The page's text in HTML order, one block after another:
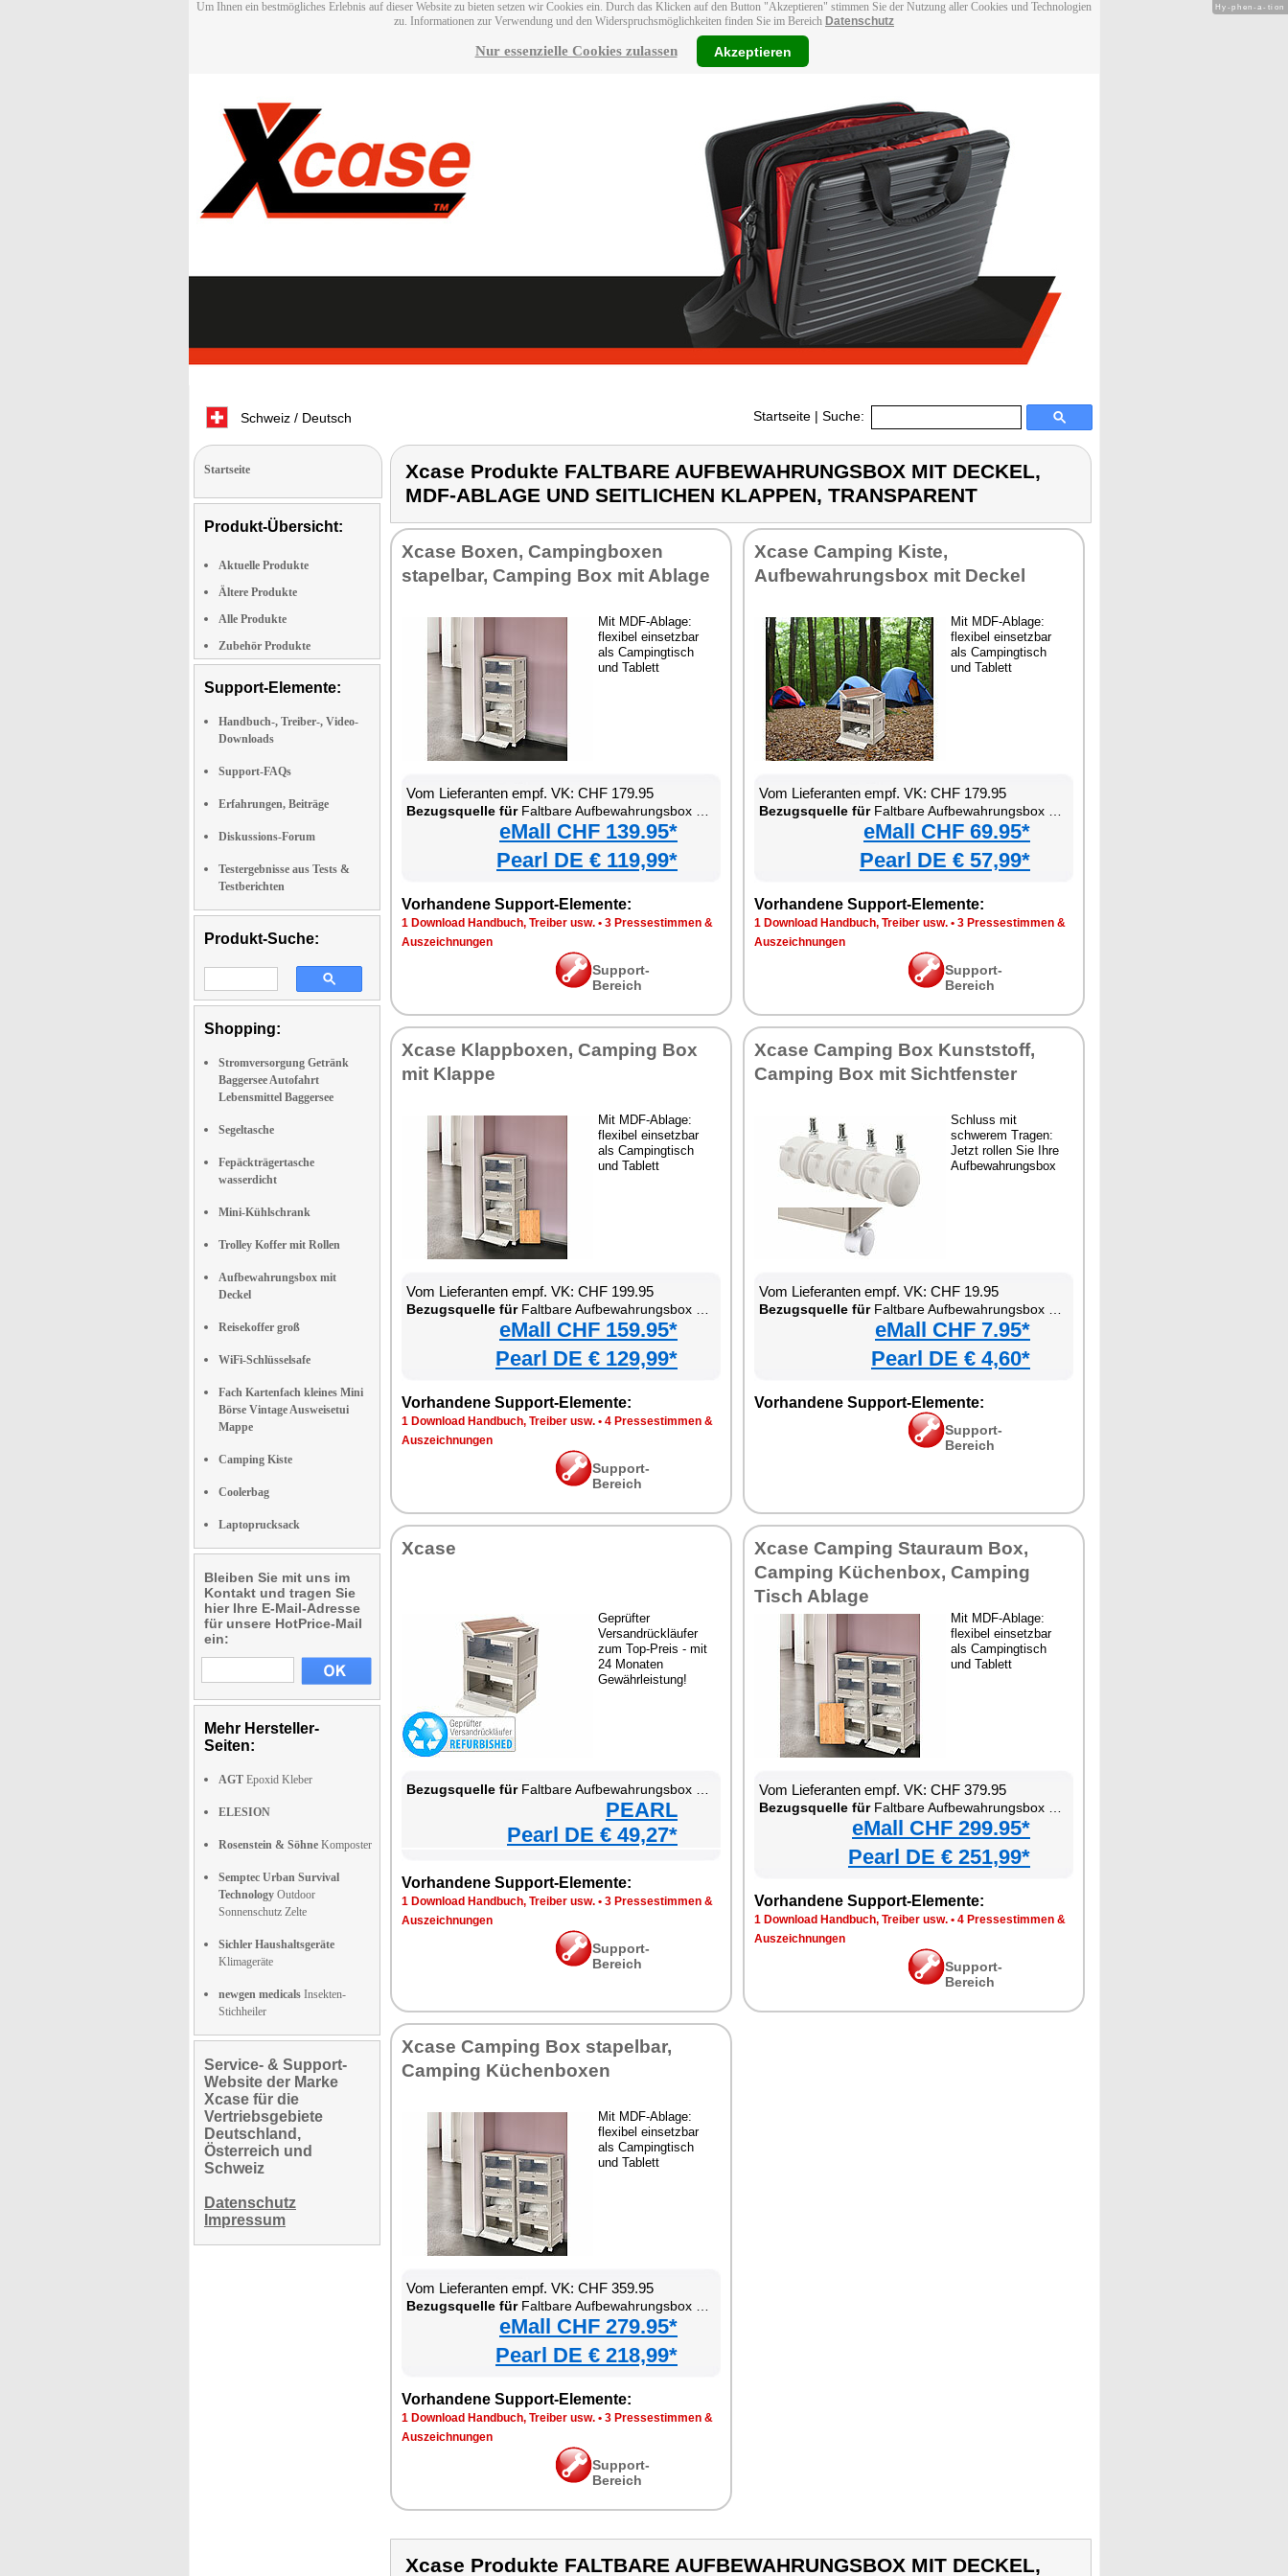
Um Ihnen ein bestmögliches Erlebnis auf dieser Website zu bieten setzen wir Cookies ein. Durch das Klicken auf den Button "Akzeptieren" stimmen Sie der Nutzung aller Cookies und Technologien
zu. Informationen zur Verwendung und den Widerspruchsmöglichkeiten finden Sie im Bereich Datenschutz
Nur essenzielle Cookies zulassen Akzeptieren
Schweiz / Deutsch Startseite | Suche:
Startseite
Produkt-Übersicht:
Aktuelle Produkte
Ältere Produkte
Alle Produkte
Zubehör Produkte
Support-Elemente:
Handbuch-, Treiber-, Video-
Downloads
Support-FAQs
Erfahrungen, Beiträge
Diskussions-Forum
Testergebnisse aus Tests &
Testberichten
Produkt-Suche:
Shopping:
Stromversorgung Getränk
Baggersee Autofahrt
Lebensmittel Baggersee
Segeltasche
Fepäckträgertasche
wasserdicht
Mini-Kühlschrank
Trolley Koffer mit Rollen
Aufbewahrungsbox mit
Deckel
Reisekoffer groß
WiFi-Schlüsselsafe
Fach Kartenfach kleines Mini
Börse Vintage Ausweisetui
Mappe
Camping Kiste
Coolerbag
Laptoprucksack
Bleiben Sie mit uns im
Kontakt und tragen Sie
hier Ihre E-Mail-Adresse
für unsere HotPrice-Mail
ein:
Mehr Hersteller-
Seiten:
AGT Epoxid Kleber
ELESION
Rosenstein & Söhne Komposter
Semptec Urban Survival
Technology Outdoor
Sonnenschutz Zelte
Sichler Haushaltsgeräte
Klimageräte
newgen medicals Insekten-
Stichheiler
Service- & Support-
Website der Marke
Xcase für die
Vertriebsgebiete
Deutschland,
Österreich und
Schweiz
Datenschutz
Impressum
Xcase Produkte FALTBARE AUFBEWAHRUNGSBOX MIT DECKEL,
MDF-ABLAGE UND SEITLICHEN KLAPPEN, TRANSPARENT
Xcase Boxen, Campingboxen
stapelbar, Camping Box mit Ablage
Mit MDF-Ablage:
flexibel einsetzbar
als Campingtisch
und Tablett
Vom Lieferanten empf. VK: CHF 179.95
Bezugsquelle fürFaltbare Aufbewahrungsbox mit Deckel, MDF-Ablage und seitlichen Klappen, transparent
eMall CHF 139.95*
Pearl DE € 119,99*
Vorhandene Support-Elemente:
1 Download Handbuch, Treiber usw. • 3 Pressestimmen &
Auszeichnungen
Support-
Bereich
Xcase Camping Kiste,
Aufbewahrungsbox mit Deckel
Mit MDF-Ablage:
flexibel einsetzbar
als Campingtisch
und Tablett
Vom Lieferanten empf. VK: CHF 179.95
Bezugsquelle fürFaltbare Aufbewahrungsbox mit Deckel, MDF-Ablage und seitlichen Klappen, transparent
eMall CHF 69.95*
Pearl DE € 57,99*
Vorhandene Support-Elemente:
1 Download Handbuch, Treiber usw. • 3 Pressestimmen &
Auszeichnungen
Support-
Bereich
Xcase Klappboxen, Camping Box
mit Klappe
Mit MDF-Ablage:
flexibel einsetzbar
als Campingtisch
und Tablett
Vom Lieferanten empf. VK: CHF 199.95
Bezugsquelle fürFaltbare Aufbewahrungsbox mit Deckel, MDF-Ablage und seitlichen Klappen, transparent
eMall CHF 159.95*
Pearl DE € 129,99*
Vorhandene Support-Elemente:
1 Download Handbuch, Treiber usw. • 4 Pressestimmen &
Auszeichnungen
Support-
Bereich
Xcase Camping Box Kunststoff,
Camping Box mit Sichtfenster
Schluss mit
schwerem Tragen:
Jetzt rollen Sie Ihre
Aufbewahrungsbox
Vom Lieferanten empf. VK: CHF 19.95
Bezugsquelle fürFaltbare Aufbewahrungsbox mit Deckel, MDF-Ablage und seitlichen Klappen, transparent
eMall CHF 7.95*
Pearl DE € 4,60*
Vorhandene Support-Elemente:
Support-
Bereich
Xcase
Geprüfter
Versandrückläufer
zum Top-Preis - mit
24 Monaten
Gewährleistung!
Bezugsquelle fürFaltbare Aufbewahrungsbox mit Deckel, MDF-Ablage und seitlichen Klappen, transparent
PEARL
Pearl DE € 49,27*
Vorhandene Support-Elemente:
1 Download Handbuch, Treiber usw. • 3 Pressestimmen &
Auszeichnungen
Support-
Bereich
Xcase Camping Stauraum Box,
Camping Küchenbox, Camping
Tisch Ablage
Mit MDF-Ablage:
flexibel einsetzbar
als Campingtisch
und Tablett
Vom Lieferanten empf. VK: CHF 379.95
Bezugsquelle fürFaltbare Aufbewahrungsbox mit Deckel, MDF-Ablage und seitlichen Klappen, transparent
eMall CHF 299.95*
Pearl DE € 251,99*
Vorhandene Support-Elemente:
1 Download Handbuch, Treiber usw. • 4 Pressestimmen &
Auszeichnungen
Support-
Bereich
Xcase Camping Box stapelbar,
Camping Küchenboxen
Mit MDF-Ablage:
flexibel einsetzbar
als Campingtisch
und Tablett
Vom Lieferanten empf. VK: CHF 359.95
Bezugsquelle fürFaltbare Aufbewahrungsbox mit Deckel, MDF-Ablage und seitlichen Klappen, transparent
eMall CHF 279.95*
Pearl DE € 218,99*
Vorhandene Support-Elemente:
1 Download Handbuch, Treiber usw. • 3 Pressestimmen &
Auszeichnungen
Support-
Bereich
Xcase Produkte FALTBARE AUFBEWAHRUNGSBOX MIT DECKEL,
Hy-phen-a-tion